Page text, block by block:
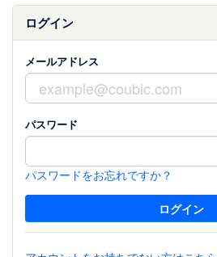
ログイン
メールアドレス
パスワード
パスワードをお忘れですか？